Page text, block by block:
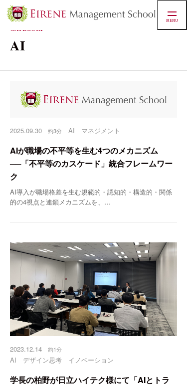
MENU
CATEGORY
AI
2025.09.30 約3分 AI マネジメント
AIが職場の不平等を生む4つのメカニズム
──「不平等のカスケード」統合フレームワー
ク
AI導入が職場格差を生む規範的・認知的・構造的・関係
的の4視点と連鎖メカニズムを、…
2023.12.14 約1分
AI デザイン思考 イノベーション
学長の柏野が日立ハイテク様にて「AIとトラ